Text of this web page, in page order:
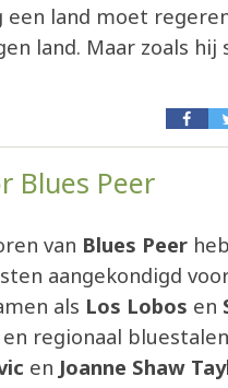
land moet
land. Maar zoals hij
Blues Peer
van Blues Peer
aangekondigd
als Los Lobos en
regionaal
en Joanne Shaw